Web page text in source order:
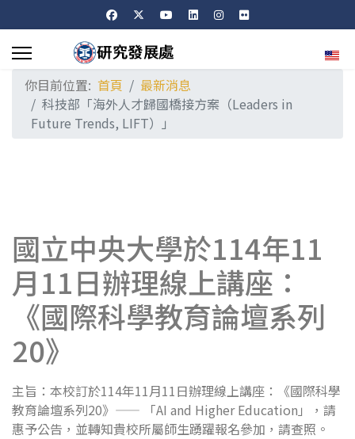
選擇
你目前位置: 首頁
最新消息
科技部「海外人才歸國橋接方案（Leaders in
Future Trends, LIFT）」
國立中央大學於114年11
月11日辦理線上講座：
《國際科學教育論壇系列
20》
主旨：本校訂於114年11月11日辦理線上講座：《國際科學
教育論壇系列20》—— 「AI and Higher Education」，請
惠予公告，並轉知貴校所屬師生踴躍報名參加，請查照。